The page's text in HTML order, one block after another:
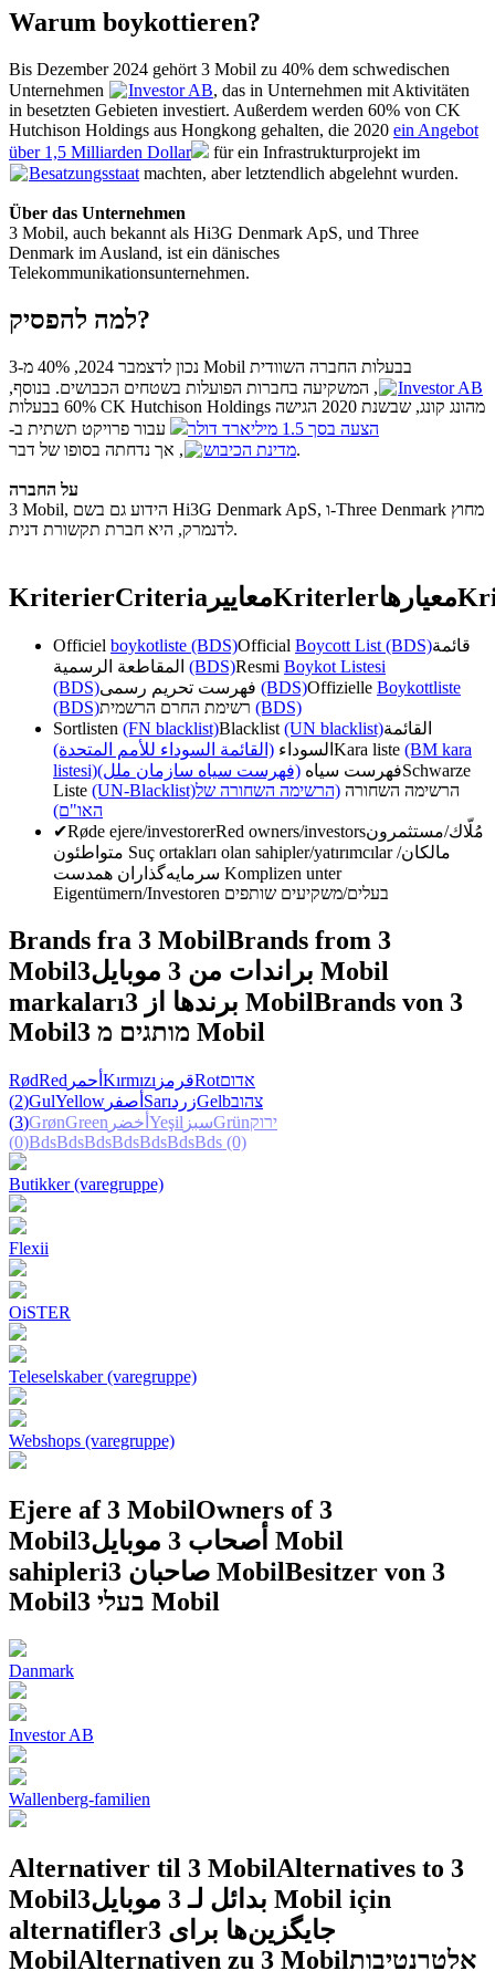
Warum boykottieren?
Bis Dezember 2024 gehört 3 Mobil zu 40% dem schwedischen
Unternehmen
Investor AB, das in Unternehmen mit Aktivitäten
in besetzten Gebieten investiert. Außerdem werden 60% von CK
Hutchison Holdings aus Hongkong gehalten, die 2020 ein Angebot
über 1,5 Milliarden Dollar
für ein Infrastrukturprojekt im
Besatzungsstaat machten, aber letztendlich abgelehnt wurden.
Über das Unternehmen
3 Mobil, auch bekannt als Hi3G Denmark ApS, und Three
Denmark im Ausland, ist ein dänisches
Telekommunikationsunternehmen.
למה להפסיק?
נכון לדצמבר 2024, 40% מ-3 Mobil בבעלות החברה השוודית
Investor AB
, המשקיעה בחברות הפועלות בשטחים הכבושים. בנוסף,
60% בבעלות CK Hutchison Holdings מהונג קונג, שבשנת 2020 הגישה
הצעה בסך 1.5 מיליארד דולר
עבור פרויקט תשתית ב-
מדינת הכיבוש, אך נדחתה בסופו של דבר.
על החברה
3 Mobil, הידוע גם בשם Hi3G Denmark ApS, ו-Three Denmark מחוץ
לדנמרק, היא חברת תקשורת דנית.
KriterierCriteria معاييرKriterlerمعیارها
Officiel boykotliste (BDS)Official Boycott List (BDS)قائمة
(BDS)Resmi Boykot Listesi
(BDS)
(BDS)Offizielle Boykottliste
(BDS)
(BDS)
Sortlisten (FN blacklist)Blacklist (UN blacklist)القائمة
السوداء (القائمة السوداء للأمم المتحدة) Kara liste (BM kara
listesi)
فهرست سیاه (فهرست سیاه سازمان ملل)
Schwarze
Liste (UN-Blacklist) הרשימה השחורה (הרשימה השחורה של
האו"ם)
✔Røde ejere/investorerRed owners/investorsمُلّاك/مستثمرون
Suç ortakları olan sahipler/yatırımcılarمالکان/
Komplizen unter
Eigentümern/Investoren בעלים/משקיעים שותפים
Brands fra 3 MobilBrands from 3
Mobil
براندات من 3 موبايل
3 Mobil
markaları
برندها از 3 MobilBrands von 3
Mobil
מותגים מ 3 Mobil
RødRed أحمر Kırmızı قرمزRotאדום
(2)GulYellow أصفر SarıزردGelbצהוב
(3)GrønGreen أخضر Yeşil سبزGrünירוק
(0)BdsBdsBdsBdsBdsBdsBds (0)
Butikker (varegruppe)
Flexii
OiSTER
Teleselskaber (varegruppe)
Webshops (varegruppe)
Ejere af 3 MobilOwners of 3
Mobil
أصحاب 3 موبايل
3 Mobil
sahipleri
صاحبان 3 MobilBesitzer von 3
Mobil
בעלי 3 Mobil
Danmark
Investor AB
Wallenberg-familien
Alternativer til 3 MobilAlternatives to 3
Mobil
بدائل لـ 3 موبايل
3 Mobil için
alternatiflerجایگزین‌ها برای 3
MobilAlternativen zu 3 Mobilאלטרנטיבות